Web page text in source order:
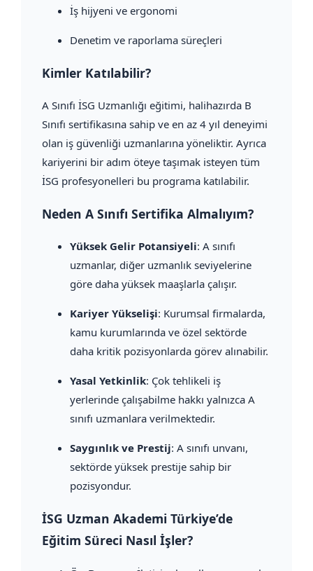
İş hijyeni ve ergonomi
Denetim ve raporlama süreçleri
Kimler Katılabilir?
A Sınıfı İSG Uzmanlığı eğitimi, halihazırda B
Sınıfı sertifikasına sahip ve en az 4 yıl deneyimi
olan iş güvenliği uzmanlarına yöneliktir. Ayrıca
kariyerini bir adım öteye taşımak isteyen tüm
İSG profesyonelleri bu programa katılabilir.
Neden A Sınıfı Sertifika Almalıyım?
Yüksek Gelir Potansiyeli: A sınıfı
uzmanlar, diğer uzmanlık seviyelerine
göre daha yüksek maaşlarla çalışır.
Kariyer Yükselişi: Kurumsal firmalarda,
kamu kurumlarında ve özel sektörde
daha kritik pozisyonlarda görev alınabilir.
Yasal Yetkinlik: Çok tehlikeli iş
yerlerinde çalışabilme hakkı yalnızca A
sınıfı uzmanlara verilmektedir.
Saygınlık ve Prestij: A sınıfı unvanı,
sektörde yüksek prestije sahip bir
pozisyondur.
İSG Uzman Akademi Türkiye’de
Eğitim Süreci Nasıl İşler?